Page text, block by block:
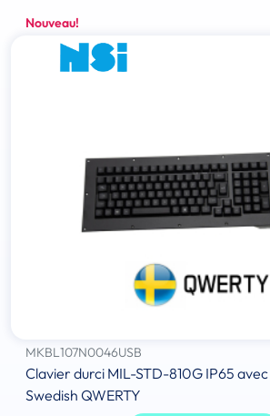
Nouveau!
MKBL107N0046USB
Clavier durci MIL-STD-810G IP65
Swedish QWERTY